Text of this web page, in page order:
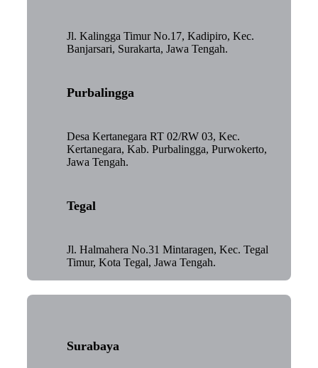
Jl. Kalingga Timur No.17, Kadipiro, Kec.
Banjarsari, Surakarta, Jawa Tengah.
Purbalingga
Desa Kertanegara RT 02/RW 03, Kec.
Kertanegara, Kab. Purbalingga, Purwokerto,
Jawa Tengah.
Tegal
Jl. Halmahera No.31 Mintaragen, Kec. Tegal
Timur, Kota Tegal, Jawa Tengah.
Surabaya